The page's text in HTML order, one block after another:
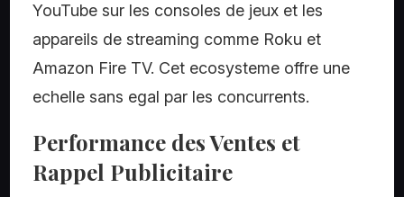
YouTube sur les consoles de jeux et les
appareils de streaming comme Roku et
Amazon Fire TV. Cet ecosysteme offre une
echelle sans egal par les concurrents.
Performance des Ventes et
Rappel Publicitaire